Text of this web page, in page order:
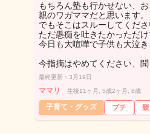
もちろん塾も行かせない、
親のワガママだと思います。
でもそこはスルーしてくだ
ただ愚痴を吐きたかっただけ
今日も大喧嘩で子供も大泣
今指摘はやめてください、聞
最終更新：3月19日
ママリ 生後11ヶ月, 5歳2ヶ月, 8歳
子育て・グッズ ブチ 親